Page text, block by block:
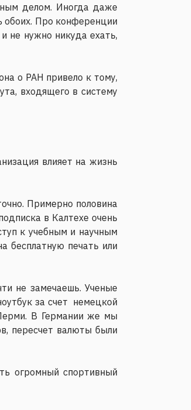
делом. Иногда даже
обоих. Про конференции
не нужно никуда ехать,
о РАН привело к тому,
входящего в систему
влияет на жизнь
Примерно половина
в Калтехе очень
к учебным и научным
бесплатную печать или
не замечаешь. Ученые
за счет немецкой
В Германии же мы
пересчет валюты были
огромный спортивный